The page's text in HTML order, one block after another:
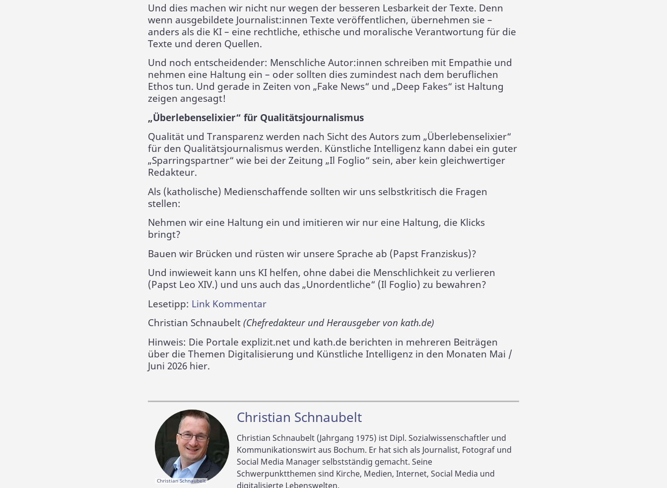
Und dies machen wir nicht nur wegen der besseren Lesbarkeit der Texte. Denn
wenn ausgebildete Journalist:innen Texte veröffentlichen, übernehmen sie –
anders als die KI – eine rechtliche, ethische und moralische Verantwortung für die
Texte und deren Quellen.
Und noch entscheidender: Menschliche Autor:innen schreiben mit Empathie und
nehmen eine Haltung ein – oder sollten dies zumindest nach dem beruflichen
Ethos tun. Und gerade in Zeiten von „Fake News“ und „Deep Fakes“ ist Haltung
zeigen angesagt!
„Überlebenselixier“ für Qualitätsjournalismus
Qualität und Transparenz werden nach Sicht des Autors zum „Überlebenselixier“
für den Qualitätsjournalismus werden. Künstliche Intelligenz kann dabei ein guter
„Sparringspartner“ wie bei der Zeitung „Il Foglio“ sein, aber kein gleichwertiger
Redakteur.
Als (katholische) Medienschaffende sollten wir uns selbstkritisch die Fragen
stellen:
Nehmen wir eine Haltung ein und imitieren wir nur eine Haltung, die Klicks
bringt?
Bauen wir Brücken und rüsten wir unsere Sprache ab (Papst Franziskus)?
Und inwieweit kann uns KI helfen, ohne dabei die Menschlichkeit zu verlieren
(Papst Leo XIV.) und uns auch das „Unordentliche“ (Il Foglio) zu bewahren?
Lesetipp: Link Kommentar
Christian Schnaubelt(Chefredakteur und Herausgeber von kath.de)
Hinweis: Die Portale explizit.net und kath.de berichten in mehreren Beiträgen
über die Themen Digitalisierung und Künstliche Intelligenz in den Monaten Mai /
Juni 2026 hier.
Christian Schnaubelt
Christian Schnaubelt
Christian Schnaubelt (Jahrgang 1975) ist Dipl. Sozialwissenschaftler und
Kommunikationswirt aus Bochum. Er hat sich als Journalist, Fotograf und
Social Media Manager selbstständig gemacht. Seine
Schwerpunktthemen sind Kirche, Medien, Internet, Social Media und
digitalisierte Lebenswelten.